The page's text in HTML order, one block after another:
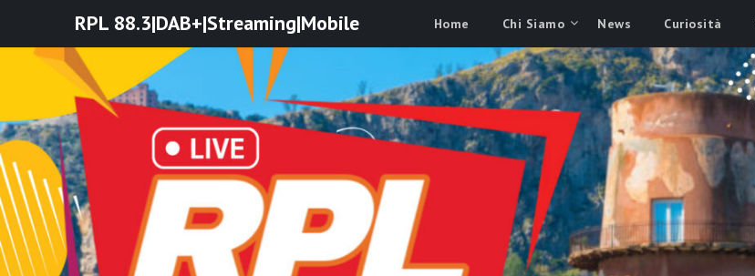
content
RPL 88.3|DAB+|Streaming|Mobile Home Chi Siamo News Curiosità